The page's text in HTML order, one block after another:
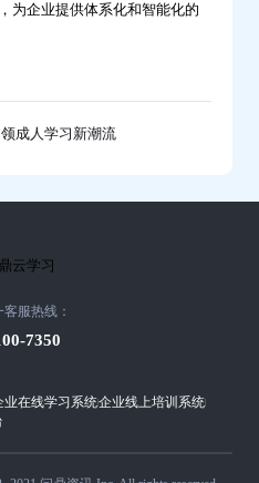
为企业提供体系化和智能化的
成人学习新潮流
业在线学习系统企业线上培训系统
服热线：
7350